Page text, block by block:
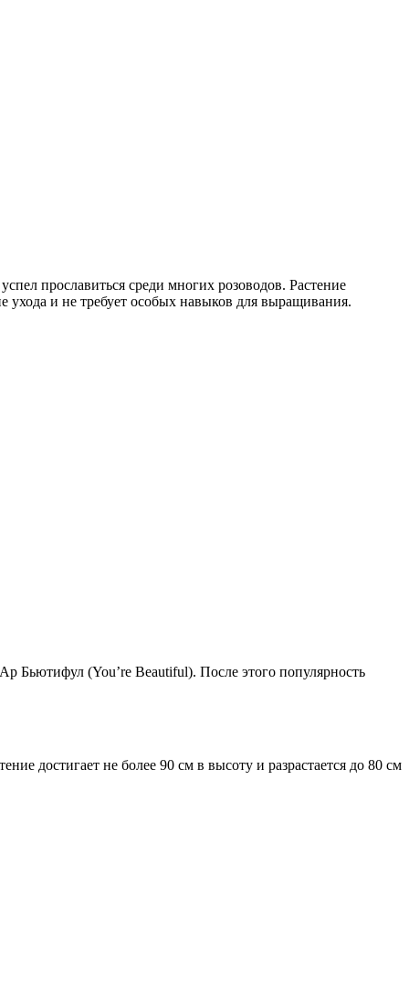
прославиться среди многих розоводов. Растение
и не требует особых навыков для выращивания.
Бьютифул (You’re Beautiful). После этого популярность
достигает не более 90 см в высоту и разрастается до 80 см